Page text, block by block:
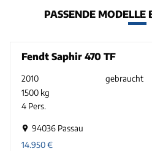
PASSENDE MODELLE
Fendt Saphir 470 TF
2010
gebraucht
1500 kg
4 Pers.
94036 Passau
14.950€